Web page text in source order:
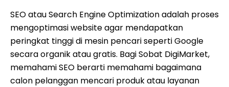
SEO atau Search Engine Optimization adalah proses
mengoptimasi website agar mendapatkan
peringkat tinggi di mesin pencari seperti Google
secara organik atau gratis. Bagi Sobat DigiMarket,
memahami SEO berarti memahami bagaimana
calon pelanggan mencari produk atau layanan